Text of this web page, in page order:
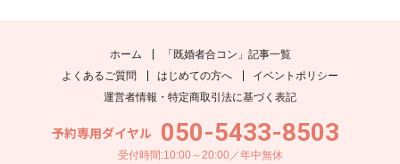
ホーム
「既婚者合コン」記事一覧
よくあるご質問
はじめての方へ
イベントポリシー
運営者情報・特定商取引法に基づく表記
予約専用ダイヤル 050-5433-8503
受付時間:10:00～20:00／年中無休